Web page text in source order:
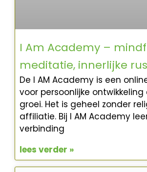
I Am Academy –
meditatie, innerlijke
De I AM Academy is een
voor persoonlijke ontwikkeling
groei. Het is geheel zonder
affiliatie. Bij I AM Academy
verbinding
lees verder »